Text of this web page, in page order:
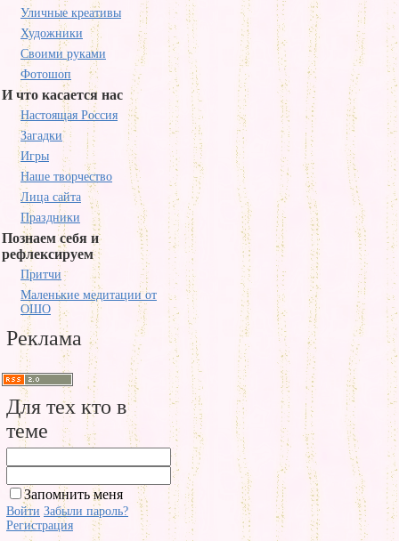
Уличные креативы
Художники
Своими руками
Фотошоп
И что касается нас
Настоящая Россия
Загадки
Игры
Наше творчество
Лица сайта
Праздники
Познаем себя и
рефлексируем
Притчи
Маленькие медитации от
ОШО
Реклама
Для тех кто в
теме
Запомнить меня
Войти Забыли пароль?
Регистрация